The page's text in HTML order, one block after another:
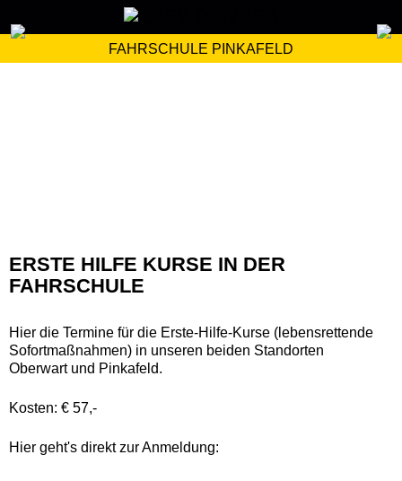
FAHRSCHULE PINKAFELD
ERSTE HILFE KURSE IN DER
FAHRSCHULE
Hier die Termine für die Erste-Hilfe-Kurse (lebensrettende
Sofortmaßnahmen) in unseren beiden Standorten
Oberwart und Pinkafeld.
Kosten: € 57,-
Hier geht's direkt zur Anmeldung: